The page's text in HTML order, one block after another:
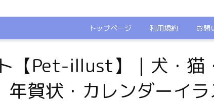
トップページ 利用規約 お問
【Pet-illust】｜犬・猫
年賀状・カレンダーイ